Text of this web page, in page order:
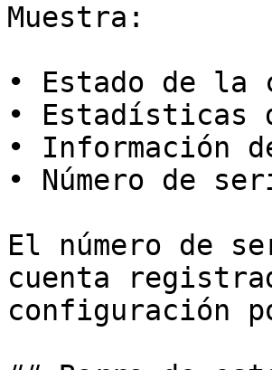
Muestra:
• Estado de la
• Estadísticas
• Información
• Número de
El número de
cuenta
configuración